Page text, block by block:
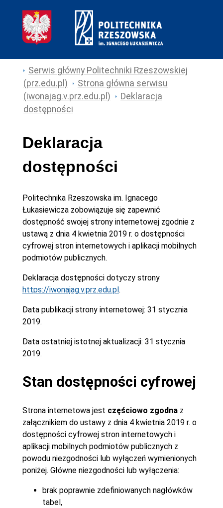
Serwis główny Politechniki Rzeszowskiej
(prz.edu.pl)
Strona główna serwisu
(iwonajag.v.prz.edu.pl)
Deklaracja
dostępności
Deklaracja
dostępności
Politechnika Rzeszowska im. Ignacego
Łukasiewiczazobowiązuje się zapewnić
dostępność swojej strony internetowej zgodnie z
ustawą z dnia 4 kwietnia 2019 r. o dostępności
cyfrowej stron internetowych i aplikacji mobilnych
podmiotów publicznych.
Deklaracja dostępności dotyczy strony
https://iwonajag.v.prz.edu.pl.
Data publikacji strony internetowej: 31 stycznia
2019.
Data ostatniej istotnej aktualizacji: 31 stycznia
2019.
Stan dostępności cyfrowej
Strona internetowa jest częściowo zgodna z
załącznikiem do ustawy z dnia 4 kwietnia 2019 r. o
dostępności cyfrowej stron internetowych i
aplikacji mobilnych podmiotów publicznych z
powodu niezgodności lub wyłączeń wymienionych
poniżej. Główne niezgodności lub wyłączenia:
brak poprawnie zdefiniowanych nagłówków
tabel,